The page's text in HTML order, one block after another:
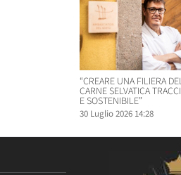
“CREARE UNA FILIERA
CARNE SELVATICA
E SOSTENIBILE”
30 Luglio 2026 14:28